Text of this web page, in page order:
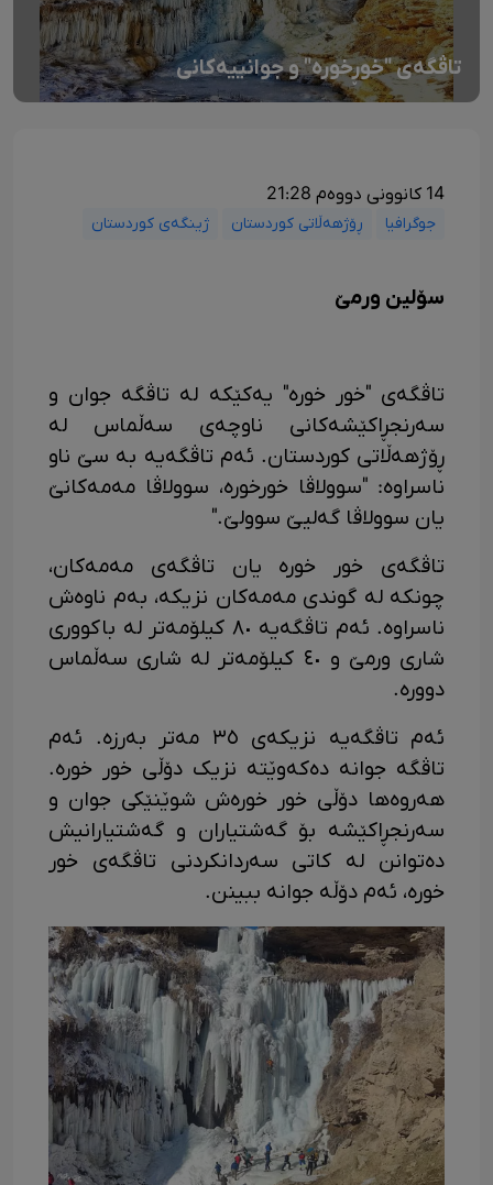
تاڤگەی "خوڕخورە" و جوانییەکانی
14 کانوونی دووەم 21:28
جوگرافیا ڕۆژهەڵاتی کوردستان ژینگەی کوردستان
سۆلین ورمێ
تاڤگەی "خور خورە" یەکێکە لە تاڤگە جوان و
سەرنجڕاکێشەکانی ناوچەی سەڵماس لە
ڕۆژهەڵاتی کوردستان. ئەم تاڤگەیە بە سێ ناو
ناسراوە: "سوولاڤا خورخورە، سوولاڤا مەمەکانێ
یان سوولاڤا گەلیێ سوولێ."
تاڤگەی خور خورە یان تاڤگەی مەمەکان،
چونکە لە گوندی مەمەکان نزیکە، بەم ناوەش
ناسراوە. ئەم تاڤگەیە ٨٠ کیلۆمەتر لە باکووری
شاری ورمێ و ٤٠ کیلۆمەتر لە شاری سەڵماس
دوورە.
ئەم تاڤگەیە نزیکەی ٣٥ مەتر بەرزە. ئەم
تاڤگە جوانە دەکەوێتە نزیک دۆڵی خور خورە.
هەروەها دۆڵی خور خورەش شوێنێکی جوان و
سەرنجڕاکێشە بۆ گەشتیاران و گەشتیارانیش
دەتوانن لە کاتی سەردانکردنی تاڤگەی خور
خورە، ئەم دۆڵە جوانە ببینن.